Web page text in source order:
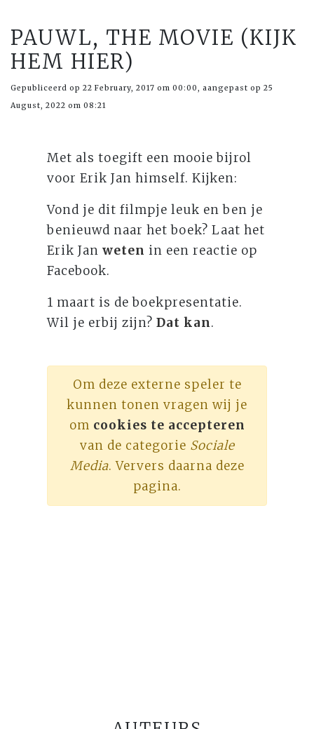
PAUWL, THE MOVIE (KIJK
HEM HIER)
Gepubliceerd op 22 February, 2017 om 00:00, aangepast op 25
August, 2022 om 08:21
Met als toegift een mooie bijrol
voor Erik Jan himself. Kijken:
Vond je dit filmpje leuk en ben je
benieuwd naar het boek? Laat het
Erik Janweten in een reactie op
Facebook.
1 maart is de boekpresentatie.
Wil je erbij zijn?Dat kan.
Om deze externe speler te
kunnen tonen vragen wij je
om cookies te accepteren
van de categorie Sociale
Media. Ververs daarna deze
pagina.